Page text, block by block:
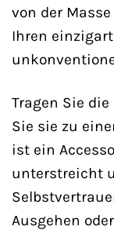
von der
Ihren
Tragen Sie die
Sie sie zu
ist ein
unterstreicht
Ausgehen